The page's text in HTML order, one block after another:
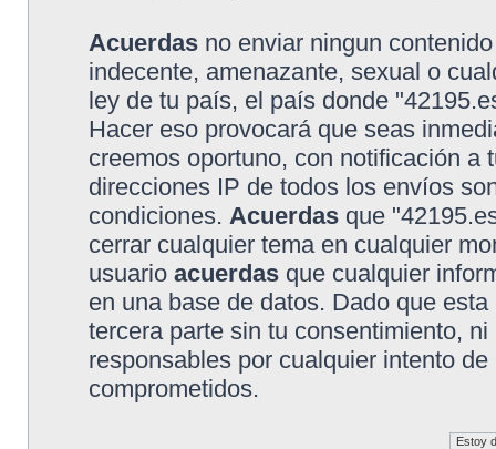
Acuerdas no enviar ningun
indecente, amenazante, sexual o
ley de tu país, el país donde
Hacer eso provocará que seas
creemos oportuno, con notificación a
direcciones IP de todos los envíos
condiciones. Acuerdas que
cerrar cualquier tema en cualquier
usuario acuerdas que cualquier
en una base de datos. Dado que
tercera parte sin tu consentimiento,
responsables por cualquier intento
comprometidos.